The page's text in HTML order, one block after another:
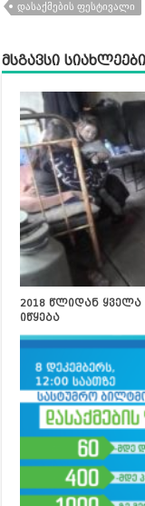
ᲓᲐᲡᲐᲥᲛᲔᲑᲘᲡ ᲤᲔᲡᲢᲘᲕᲐᲚᲘ
მსგავსი სიახლეები
2018 წლიდან
იწყება